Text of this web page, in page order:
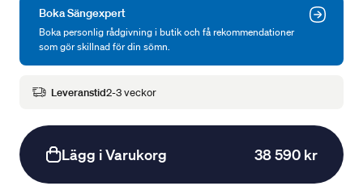
Boka Sängexpert
Boka personlig rådgivning i butik och få rekommendationer
som gör skillnad för din sömn.
Leveranstid2-3 veckor
Lägg i Varukorg 38 590 kr